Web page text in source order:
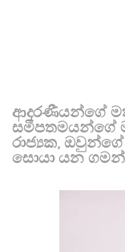
ආදරණීයන්ගේ
සමීපතමයන්ගේ
රාජ්‍යක,
සොයා යන ගමන්